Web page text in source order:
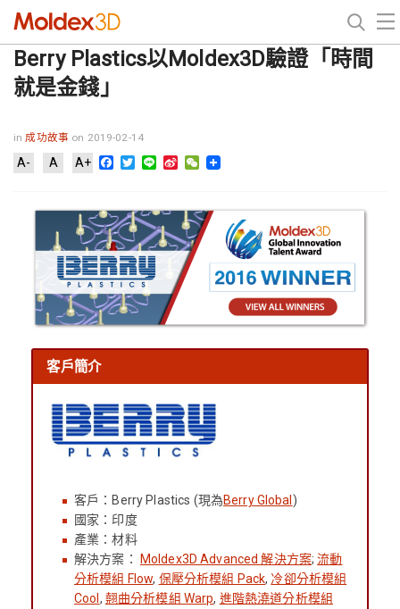
Berry Plastics以Moldex3D驗證「時間
就是金錢」
in成功故事 on 2019-02-14
A- A A+ Facebook
Twitter
Line Sina WeChat
客戶簡介
客戶：Berry Plastics (現為Berry Global )
國家：印度
產業：材料
解決方案：
Moldex3D Advanced 解決方案;流動
分析模組 Flow, 保壓分析模組 Pack, 冷卻分析模組
Cool , 翹曲分析模組 Warp, 進階熱澆道分析模組